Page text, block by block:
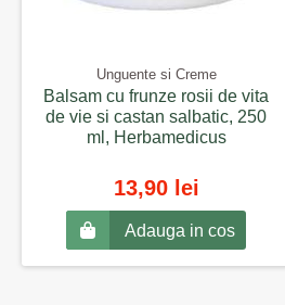
Unguente si Creme
Balsam cu frunze rosii de vita
de vie si castan salbatic, 250
ml, Herbamedicus
13,90 lei
Adauga in cos